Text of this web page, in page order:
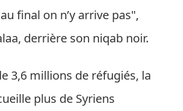
final on n’y arrive pas",
derrière son niqab noir.
3,6 millions de réfugiés, la
plus de Syriens